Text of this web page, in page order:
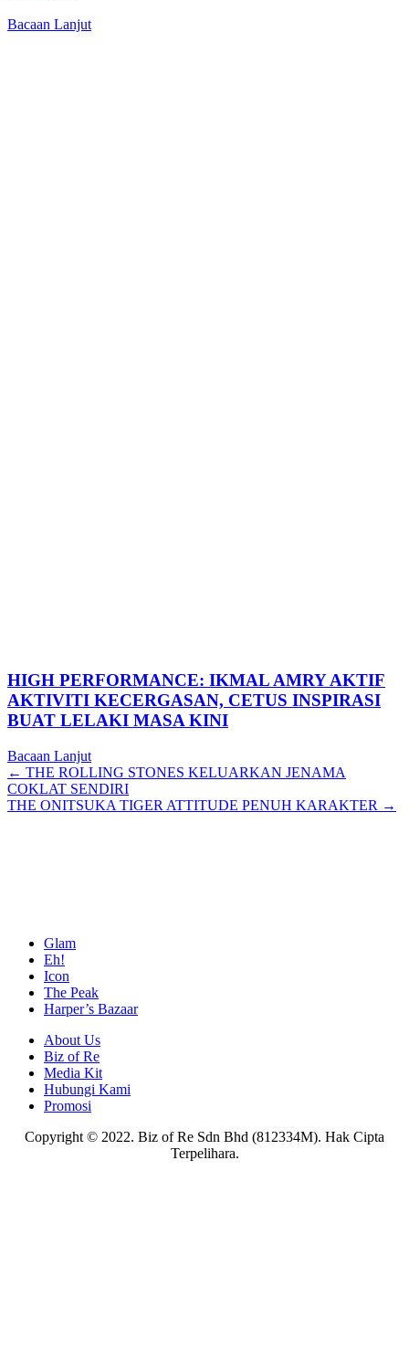
Bacaan Lanjut
HIGH PERFORMANCE: IKMAL AMRY AKTIF
AKTIVITI KECERGASAN, CETUS INSPIRASI
BUAT LELAKI MASA KINI
Bacaan Lanjut
Posts
navigation
← THE ROLLING STONES KELUARKAN JENAMA
COKLAT SENDIRI
THE ONITSUKA TIGER ATTITUDE PENUH KARAKTER →
Glam
Eh!
Icon
The Peak
Harper’s Bazaar
About Us
Biz of Re
Media Kit
Hubungi Kami
Promosi
Copyright © 2022. Biz of Re Sdn Bhd (812334M). Hak Cipta
Terpelihara.